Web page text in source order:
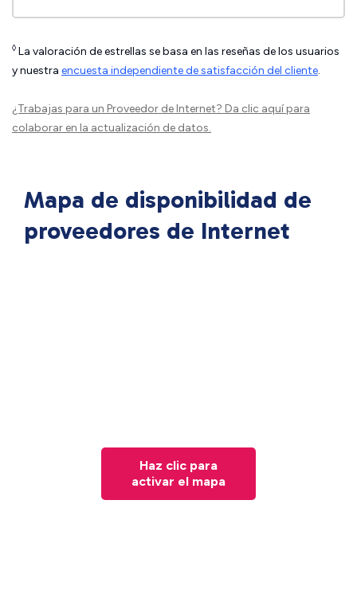
◊ La valoración de estrellas se basa en las reseñas de los usuarios
y nuestra encuesta independiente de satisfacción del cliente.
¿Trabajas para un Proveedor de Internet? Da clic aquípara
colaborar en la actualización de datos.
Mapa de disponibilidad de
proveedores de Internet
Haz clic para
activar el mapa